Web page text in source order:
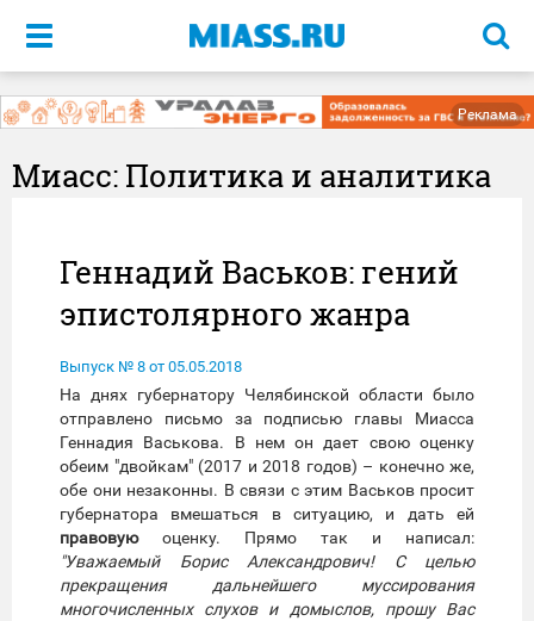
Меню
Реклама
Миасс: Политика и аналитика
Геннадий Васьков: гений
эпистолярного жанра
Выпуск № 8 от 05.05.2018
На днях губернатору Челябинской области было
отправлено письмо за подписью главы Миасса
Геннадия Васькова. В нем он дает свою оценку
обеим "двойкам" (2017 и 2018 годов) – конечно же,
обе они незаконны. В связи с этим Васьков просит
губернатора вмешаться в ситуацию, и дать ей
правовуюоценку. Прямо так и написал:
"Уважаемый Борис Александрович! С целью
прекращения дальнейшего муссирования
многочисленных слухов и домыслов, прошу Вас